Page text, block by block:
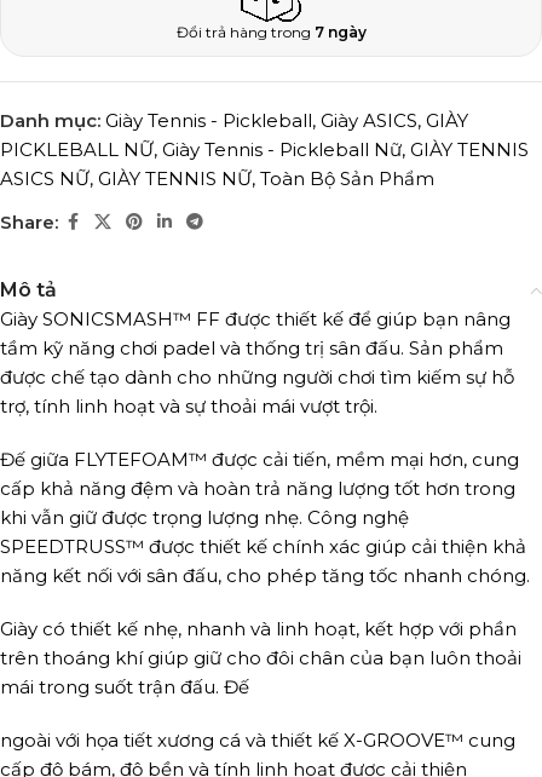
Đổi trả hàng trong 7 ngày
Danh mục: Giày Tennis - Pickleball, Giày ASICS, GIÀY
PICKLEBALL NỮ, Giày Tennis - Pickleball Nữ, GIÀY TENNIS
ASICS NỮ, GIÀY TENNIS NỮ, Toàn Bộ Sản Phẩm
Share:
Mô tả
Giày SONICSMASH™ FF được thiết kế để giúp bạn nâng
tầm kỹ năng chơi padel và thống trị sân đấu. Sản phẩm
được chế tạo dành cho những người chơi tìm kiếm sự hỗ
trợ, tính linh hoạt và sự thoải mái vượt trội.
Đế giữa FLYTEFOAM™ được cải tiến, mềm mại hơn, cung
cấp khả năng đệm và hoàn trả năng lượng tốt hơn trong
khi vẫn giữ được trọng lượng nhẹ. Công nghệ
SPEEDTRUSS™ được thiết kế chính xác giúp cải thiện khả
năng kết nối với sân đấu, cho phép tăng tốc nhanh chóng.
Giày có thiết kế nhẹ, nhanh và linh hoạt, kết hợp với phần
trên thoáng khí giúp giữ cho đôi chân của bạn luôn thoải
mái trong suốt trận đấu. Đế
ngoài với họa tiết xương cá và thiết kế X-GROOVE™ cung
cấp độ bám, độ bền và tính linh hoạt được cải thiện